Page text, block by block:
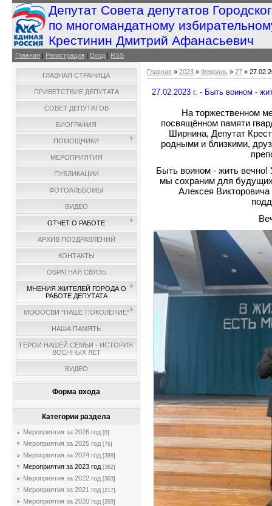
Депутат Совета депутатов
по многомандатному
Крестинин Дмитрий Афанасьевич
Главная | Регистрация | Вход | RSS
ГЛАВНАЯ СТРАНИЦА
ПРИВЕТСТВИЕ ДЕПУТАТА
СОВЕТ ДЕПУТАТОВ
БИОГРАФИЯ
ПОМОЩНИКИ
МЕРОПРИЯТИЯ
ПУБЛИКАЦИИ
ФОТОАЛЬБОМЫ
ВИДЕО
ОТЧЕТ О РАБОТЕ
АРХИВ ПОЗДРАВЛЕНИЙ
КОНТАКТЫ
ОБРАТНАЯ СВЯЗЬ
МНЕНИЯ ЖИТЕЛЕЙ ГОРОДА О
РАБОТЕ ДЕПУТАТА
МОООСВИ "НАШЕ ПОКОЛЕНИЕ"
НАША ПАМЯТЬ
ГЕРОИ НАШЕЙ СЕМЬИ - ИСТОРИЯ
ВОЕННЫХ ЛЕТ
ВИДЕО
Форма входа
Категории раздела
Мероприятия за 2026 год [0]
Мероприятия за 2025 год [76]
Мероприятия за 2024 год [389]
Мероприятия за 2023 год [362]
Мероприятия за 2022 год [303]
Мероприятия за 2021 год [217]
Мероприятия за 2020 год [293]
Главная » 2023 » Февраль » 27 »
27.02.2023 г. - Быть воином -
На торжественном
посвящённом памяти
Ширнина, Депутат
родными и близкими,
Быть воином - жить вечно!
мы сохраним для
Алексея